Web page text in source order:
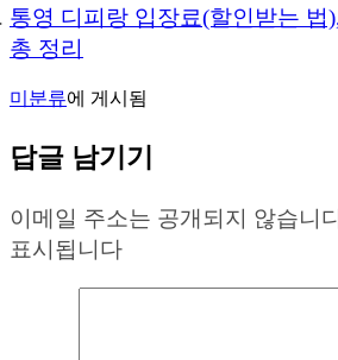
통영 디피랑 입장료(할인받는 법
총 정리
미분류에 게시됨
답글 남기기
이메일 주소는 공개되지 않습니
표시됩니다